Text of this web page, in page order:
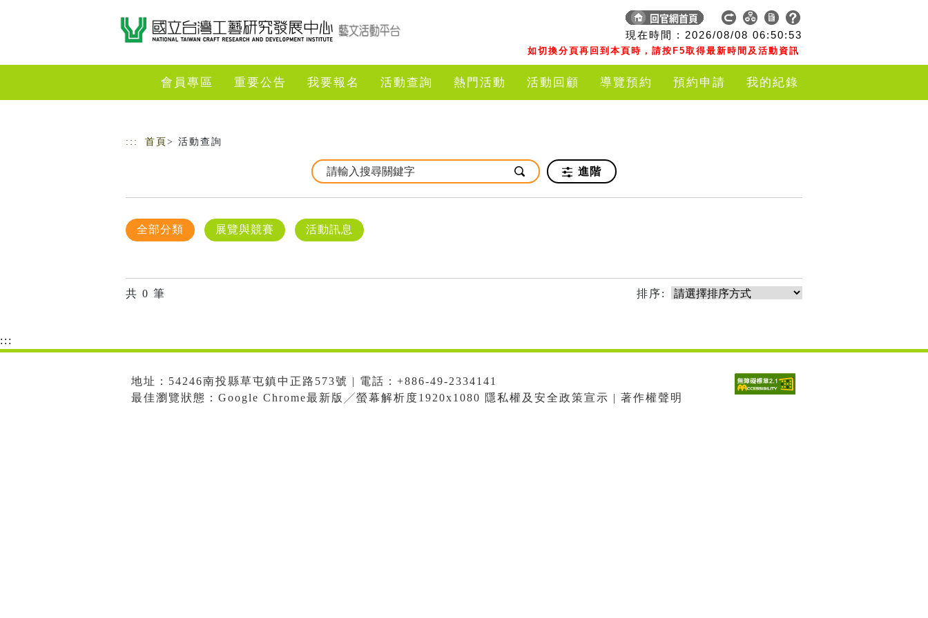
現在時間 : 2026/08/08 06:50:53
如切換分頁再回到本頁時，請按F5取得最新時間及活動資訊
會員專區 重要公告 我要報名 活動查詢 熱門活動 活動回顧 導覽預約 預約申請 我的紀錄
::: 首頁 > 活動查詢
進階
全部分類 展覽與競賽 活動訊息
共 0 筆 排序:
:::
地址：54246南投縣草屯鎮中正路573號 | 電話：+886-49-2334141
最佳瀏覽狀態：Google Chrome最新版╱螢幕解析度1920x1080 隱私權及安全政策宣示 | 著作權聲明